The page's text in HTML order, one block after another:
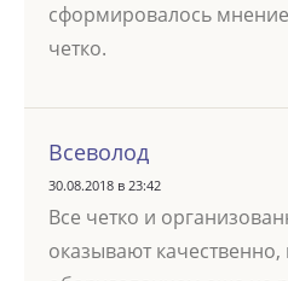
сформировалось
четко.
Всеволод
30.08.2018 в 23:42
Все четко и
оказывают